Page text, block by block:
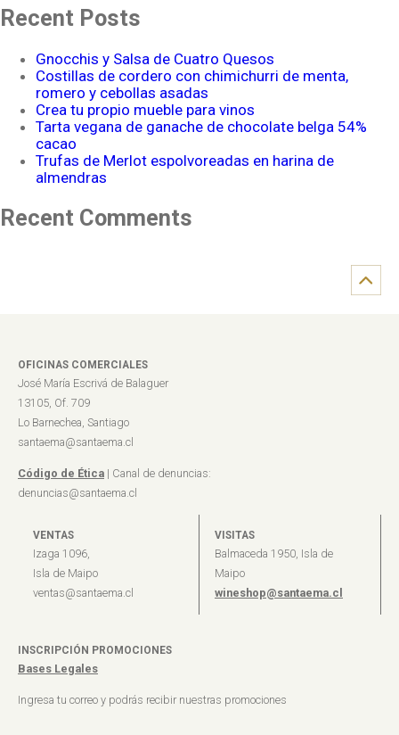
Recent Posts
Gnocchis y Salsa de Cuatro Quesos
Costillas de cordero con chimichurri de menta,
romero y cebollas asadas
Crea tu propio mueble para vinos
Tarta vegana de ganache de chocolate belga 54%
cacao
Trufas de Merlot espolvoreadas en harina de
almendras
Recent Comments
OFICINAS COMERCIALES
José María Escrivá de Balaguer
13105, Of. 709
Lo Barnechea, Santiago
santaema@santaema.cl
Código de Ética | Canal de denuncias:
denuncias@santaema.cl
VENTAS
Izaga 1096,
Isla de Maipo
ventas@santaema.cl
VISITAS
Balmaceda 1950, Isla de
Maipo
wineshop@santaema.cl
INSCRIPCIÓN PROMOCIONES
Bases Legales
Ingresa tu correo y podrás recibir nuestras promociones